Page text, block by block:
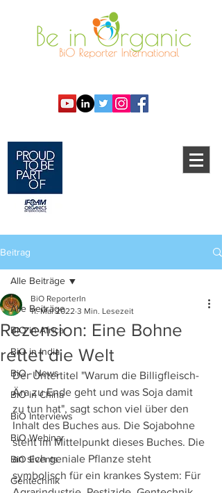
Beitrag
Alle Beiträge
BiO in Africa
BiO in India
BiO - News
BiO in China
BiO Interviews
BiO Webinar
BiO Events
Gentechnik
Alle Beiträge
Rezension: Eine Bohne
rettet die Welt
BiO ReporterIn
11. Mai 2022 3 Min. Lesezeit
Der Untertitel "Warum die Billigfleisch-
Ära zu Ende geht und was Soja damit
zu tun hat", sagt schon viel über den
Inhalt des Buches aus. Die Sojabohne
steht im Mittelpunkt dieses Buches. Die
an sich geniale Pflanze steht
symbolisch für ein krankes System: Für